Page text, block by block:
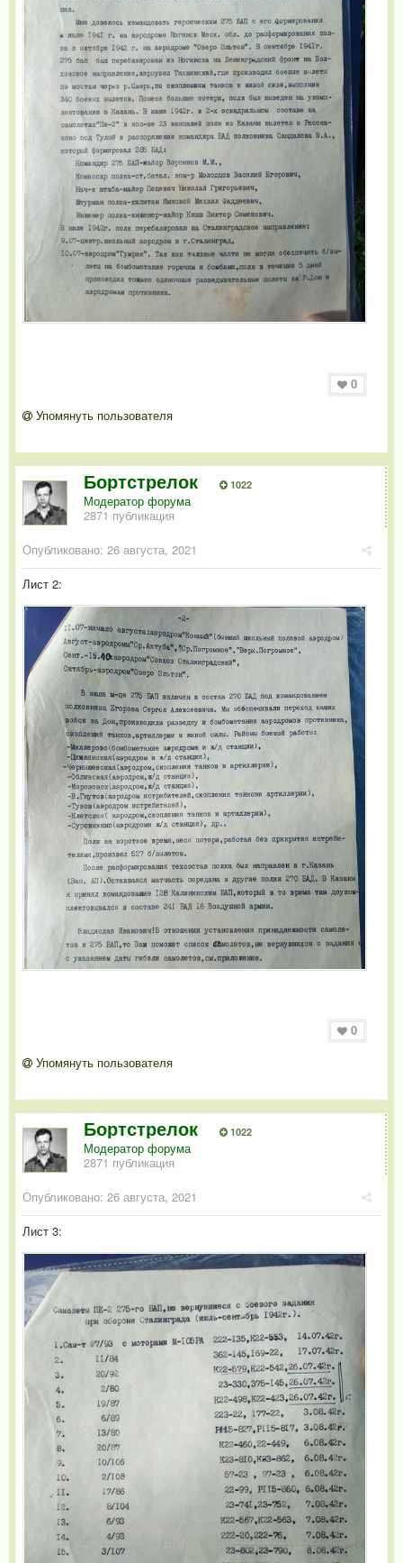
0
Упомянуть пользователя
Бортстрелок 1022
Модератор форума
2871 публикация
Опубликовано: 26 августа, 2021
Лист 2:
0
Упомянуть пользователя
Бортстрелок 1022
Модератор форума
2871 публикация
Опубликовано: 26 августа, 2021
Лист 3: